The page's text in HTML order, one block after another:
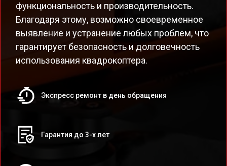
функциональность и производительность.
Благодаря этому, возможно своевременное
выявление и устранение любых проблем, что
гарантирует безопасность и долговечность
использования квадрокоптера.
Экспресс ремонт в день обращения
Гарантия до 3-х лет